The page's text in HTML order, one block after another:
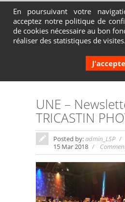
Contactez-nous au 04
UNE –
TRICASTIN
Posted by:admin_LSP
15 Mar 2018
En poursuivant votre
acceptez notre politique de
de cookies nécessaire au bon
réaliser des statistiques de visites.
J'accepte